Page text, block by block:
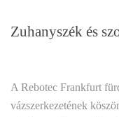
Zuhanyszék és
A Rebotec Frankfurt
vázszerkezetének